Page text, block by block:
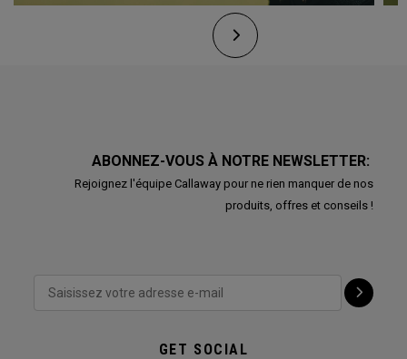
ABONNEZ-VOUS À NOTRE NEWSLETTER:
Rejoignez l'équipe Callaway pour ne rien manquer de nos
produits, offres et conseils !
GET SOCIAL